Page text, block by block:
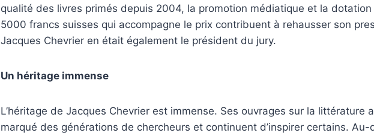
qualité des livres primés depuis 2004, la promotion médiatique et la dotation
5000 francs suisses qui accompagne le prix contribuent à rehausser son
Jacques Chevrier en était également le président du jury.
Un héritage immense
L’héritage de Jacques Chevrier est immense. Ses ouvrages sur la littérature
marqué des générations de chercheurs et continuent d’inspirer certains.